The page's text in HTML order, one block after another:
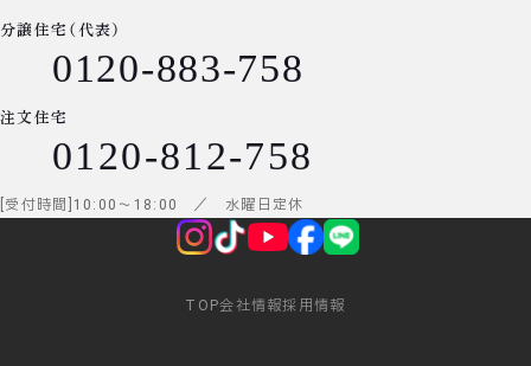
分譲住宅（代表）
0120-883-758
注文住宅
0120-812-758
受付時間 10:00 ～ 18:00 ／ 水曜日定休
TOP会社情報採用情報